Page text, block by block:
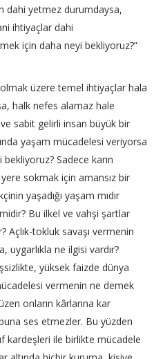
dahi yetmez durumdaysa,
ihtiyaçlar dahi
için daha neyi bekliyoruz?”
üzere temel ihtiyaçlar hala
halk nefes alamaz hale
sabit gelirli insan büyük bir
yaşam mücadelesi veriyorsa
bekliyoruz? Sadece karın
yere sokmak için amansız bir
yaşadığı yaşam mıdır
Bu ilkel ve vahşi şartlar
Açlık-tokluk savaşı vermenin
uygarlıkla ne ilgisi vardır?
yüksek faizde dünya
vermenin ne demek
onların kârlarına kar
ses etmezler. Bu yüzden
kardeşleri ile birlikte mücadele